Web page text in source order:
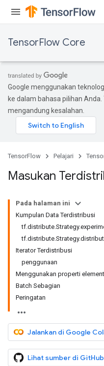
TensorFlow Core
Google menggunakan
ke dalam bahasa pilihan
mengandung kesalahan.
TensorFlow Pelajari
Masukan
Pada halaman ini
Kumpulan Data Terdistribusi
Iterator Terdistribusi
penggunaan
Menggunakan properti
Batch Sebagian
Peringatan
Jalankan di Google
Lihat sumber di GitHub